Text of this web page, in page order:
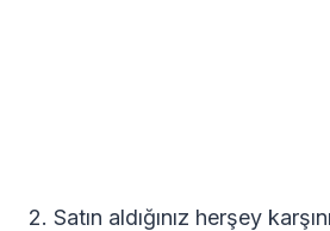
2. Satın aldığınız herşey